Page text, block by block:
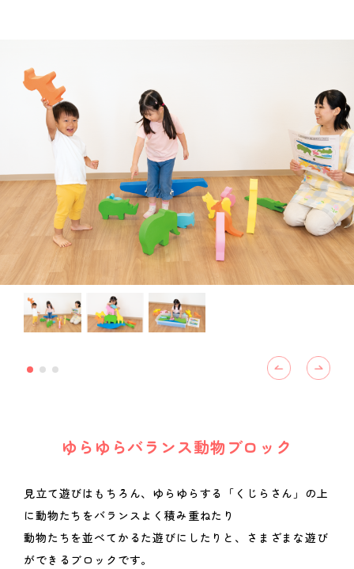
ゆらゆらバランス動物ブロック
見立て遊びはもちろん、ゆらゆらする「くじらさん」の上
に動物たちをバランスよく積み重ねたり
動物たちを並べてかるた遊びにしたりと、さまざまな遊び
ができるブロックです。